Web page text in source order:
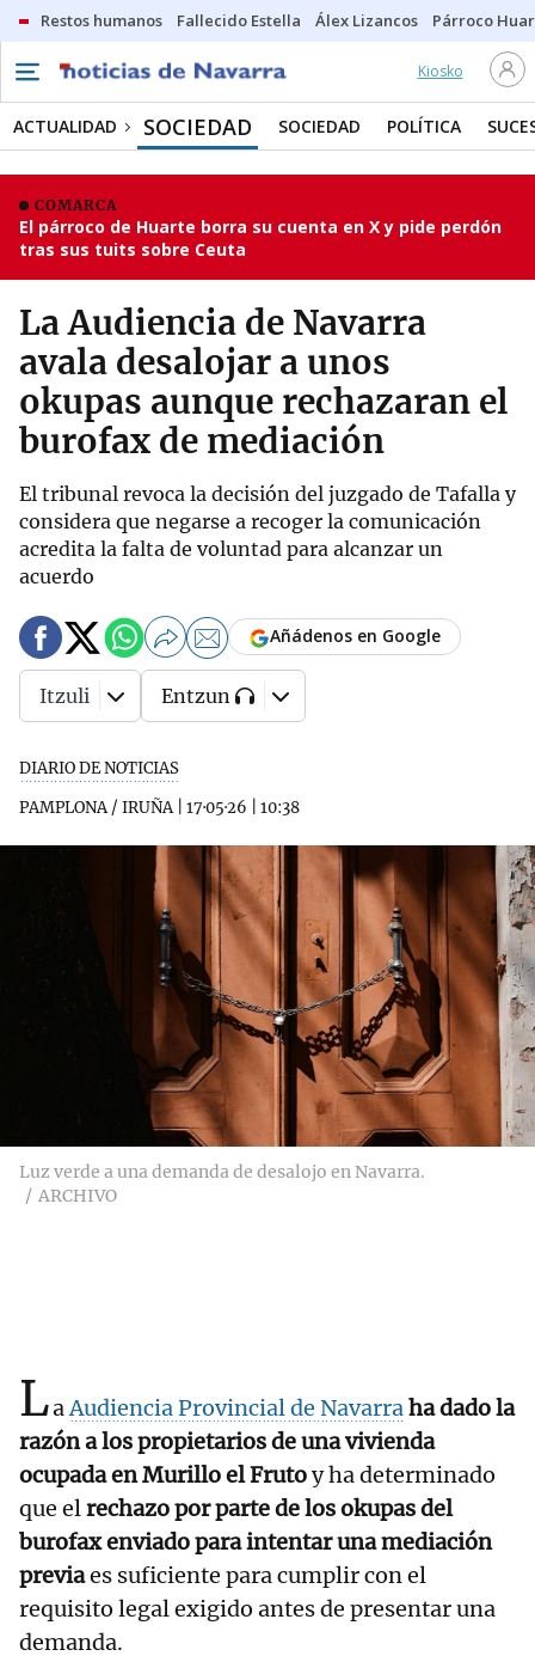
Restos humanos Fallecido Estella Álex Lizancos Párroco
Kiosko
ACTUALIDAD SOCIEDAD SOCIEDAD POLÍTICA
COMARCA
El párroco de Huarte borra su cuenta en X y pide perdón
tras sus tuits sobre Ceuta
La Audiencia de Navarra
avala desalojar a unos
okupas aunque rechazaran el
burofax de mediación
El tribunal revoca la decisión del juzgado de Tafalla y
considera que negarse a recoger la comunicación
acredita la falta de voluntad para alcanzar un
acuerdo
DIARIO DE NOTICIAS
PAMPLONA / IRUÑA| 17·05·26 10:38
Añádenos en Google
Itzuli Entzun
Luz verde a una demanda de desalojo en Navarra.
ARCHIVO
LaAudiencia Provincial de Navarraha dado la
razón a los propietarios de una vivienda
ocupada en Murillo el Frutoy ha determinado
que elrechazo por parte de los okupas del
burofax enviado para intentar una mediación
previaes suficiente para cumplir con el
requisito legal exigido antes de presentar una
demanda.